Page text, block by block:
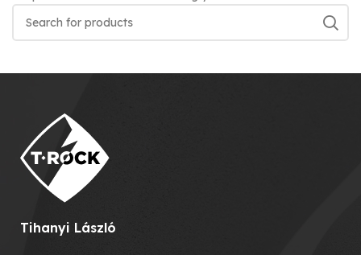
Tihanyi László